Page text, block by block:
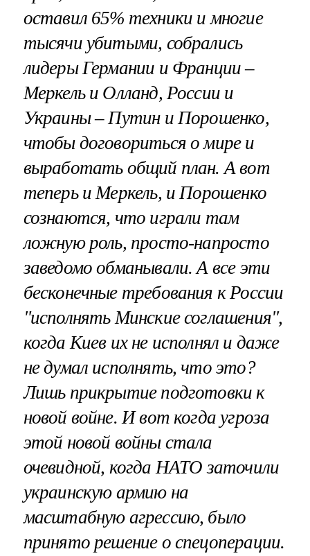
оставил 65% техники и многие
тысячи убитыми, собрались
лидеры Германии и Франции –
Меркель и Олланд, России и
Украины – Путин и Порошенко,
чтобы договориться о мире и
выработать общий план. А вот
теперь и Меркель, и Порошенко
сознаются, что играли там
ложную роль, просто-напросто
заведомо обманывали. А все эти
бесконечные требования к России
"исполнять Минские соглашения",
когда Киев их не исполнял и даже
не думал исполнять, что это?
Лишь прикрытие подготовки к
новой войне. И вот когда угроза
этой новой войны стала
очевидной, когда НАТО заточили
украинскую армию на
масштабную агрессию, было
принято решение о спецоперации.